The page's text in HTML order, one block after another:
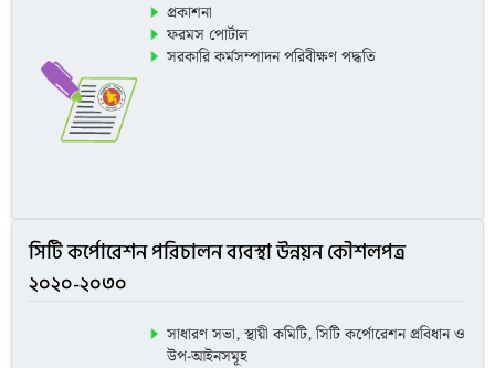
প্রকাশনা
ফরমস পোর্টাল
সরকারি কর্মসম্পাদন পরিবীক্ষণ পদ্ধতি
সিটি কর্পোরেশন পরিচালন ব্যবস্থা উন্নয়ন কৌশলপত্র
২০২০-২০৩০
সাধারণ সভা, স্থায়ী কমিটি, সিটি কর্পোরেশন প্রবিধান ও
উপ-আইনসমূহ